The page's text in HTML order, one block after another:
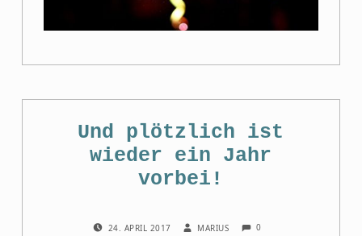
Und plötzlich ist
wieder ein Jahr
vorbei!
24. APRIL 2017 MARIUS 0